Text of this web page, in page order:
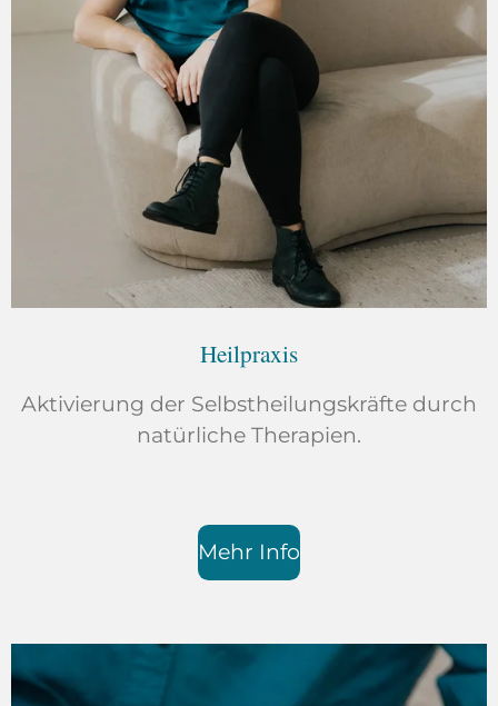
Heilpraxis
Aktivierung der Selbstheilungskräfte durch
natürliche Therapien.
Mehr Info